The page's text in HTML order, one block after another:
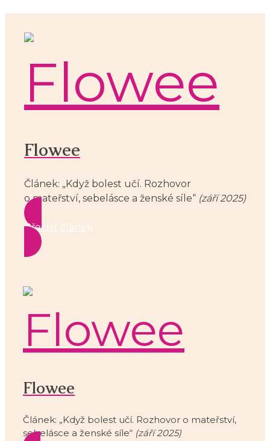
Flowee
Článek: „Když bolest učí. Rozhovor
o mateřství, sebelásce a ženské síle“ (září 2025)
Přečíst článek
Flowee
Článek: „Když bolest učí. Rozhovor o mateřství,
sebelásce a ženské síle“ (září 2025)